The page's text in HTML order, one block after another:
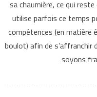
sa chaumière, ce qui
utilise parfois ce temps
compétences (en matière
boulot) afin de s’affranchir
soyons